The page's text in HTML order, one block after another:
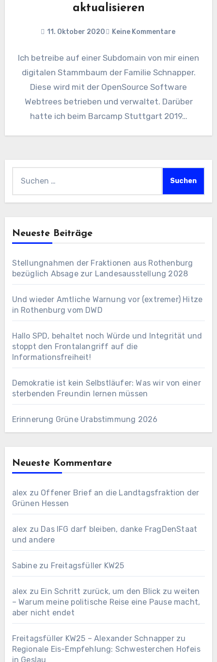
aktualisieren
11. Oktober 2020 Keine Kommentare
Ich betreibe auf einer Subdomain von mir einen
digitalen Stammbaum der Familie Schnapper.
Diese wird mit der OpenSource Software
Webtrees betrieben und verwaltet. Darüber
hatte ich beim Barcamp Stuttgart 2019…
Neueste Beiträge
Stellungnahmen der Fraktionen aus Rothenburg
bezüglich Absage zur Landesausstellung 2028
Und wieder Amtliche Warnung vor (extremer) Hitze
in Rothenburg vom DWD
Hallo SPD, behaltet noch Würde und Integrität und
stoppt den Frontalangriff auf die
Informationsfreiheit!
Demokratie ist kein Selbstläufer: Was wir von einer
sterbenden Freundin lernen müssen
Erinnerung Grüne Urabstimmung 2026
Neueste Kommentare
alex zu Offener Brief an die Landtagsfraktion der
Grünen Hessen
alex zu Das IFG darf bleiben, danke FragDenStaat
und andere
Sabinezu Freitagsfüller KW25
alex zu Ein Schritt zurück, um den Blick zu weiten
– Warum meine politische Reise eine Pause macht,
aber nicht endet
Freitagsfüller KW25 – Alexander Schnapperzu
Regionale Eis-Empfehlung: Schwesterchen Hofeis
in Geslau